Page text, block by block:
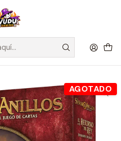
GRATIS a Regiones sobre
Editorial Fantasy Flight
Retorno del Rey expansión de
AGOTADO